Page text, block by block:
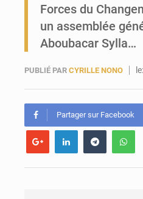
Forces du
un assemblée
Aboubacar Sylla…
PUBLIÉ PAR CYRILLE NONO le:
Partager sur Facebook